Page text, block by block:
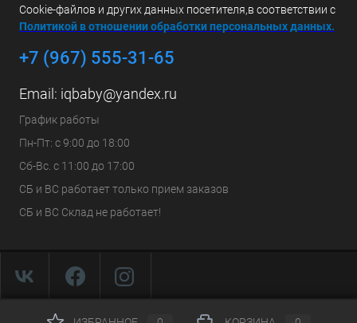
Cookie-файлов и других данных посетителя,в соответствии с
Политикой в отношении обработки персональных данных.
+7 (967) 555-31-65
Email: iqbaby@yandex.ru
График работы
Пн-Пт: с 9:00 до 18:00
Сб-Вс. с 11:00 до 17:00
СБ и ВС работает только прием заказов
СБ и ВС Склад не работает!